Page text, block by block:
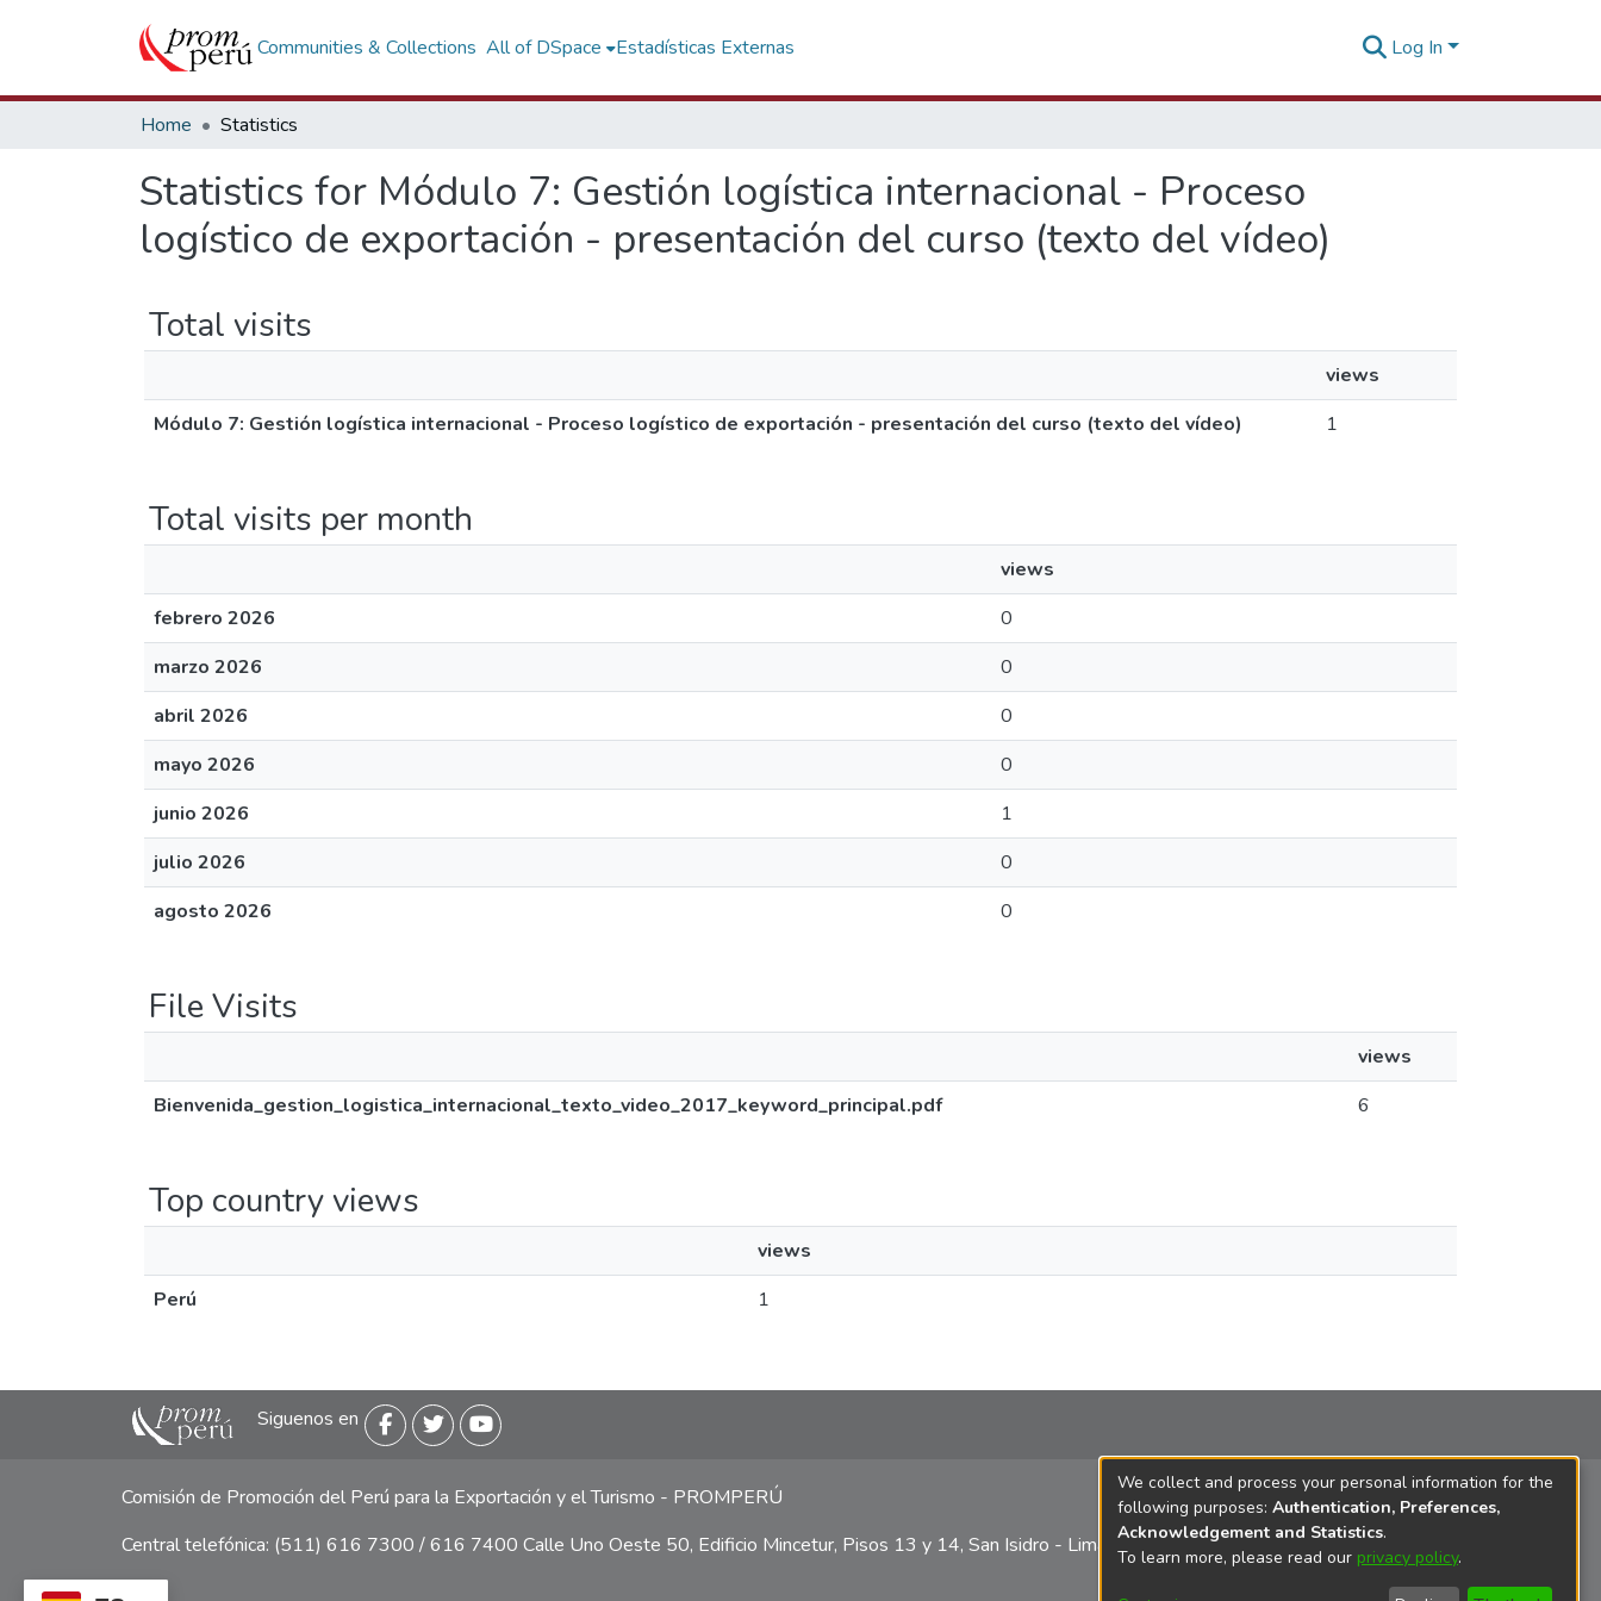
Communities & Collections All of DSpace Estadísticas Externas Log In
Home Statistics
Statistics for Módulo 7: Gestión logística internacional - Proceso
logístico de exportación - presentación del curso (texto del vídeo)
Total visits
views
Módulo 7: Gestión logística internacional - Proceso logístico de exportación - presentación del curso (texto del vídeo)
1
Total visits per month
views
febrero 2026
0
marzo 2026
0
abril 2026
0
mayo 2026
0
junio 2026
1
julio 2026
0
agosto 2026
0
File Visits
views
Bienvenida_gestion_logistica_internacional_texto_video_2017_keyword_principal.pdf
6
Top country views
views
Perú
1
Siguenos en
Comisión de Promoción del Perú para la Exportación y el Turismo - PROMPERÚ
Central telefónica: (511) 616 7300 / 616 7400 Calle Uno Oeste 50, Edificio Mincetur, Pisos 13 y 14, San Isidro - Lima
We collect and process your personal information for the
following purposes: Authentication, Preferences,
Acknowledgement and Statistics.
To learn more, please read our privacy policy.